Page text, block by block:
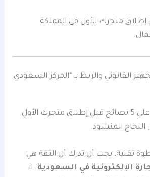
قبل إطلاق متجرك الأول في المملكة
القانوني والربط بـ “المركز السعودي
من المهم الاطلاع على 5 نصائح قبل إطلاق متجرك الأول
النجاح المنشود.
تقنية، يجب أن تدرك أن الثقة هي
الإلكترونية في السعودية. لا